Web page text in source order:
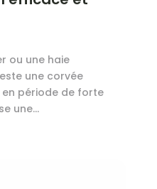
ou une haie
une corvée
période de forte
une...